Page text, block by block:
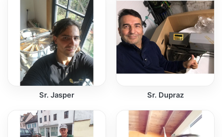
Sr. Jasper Sr. Dupraz